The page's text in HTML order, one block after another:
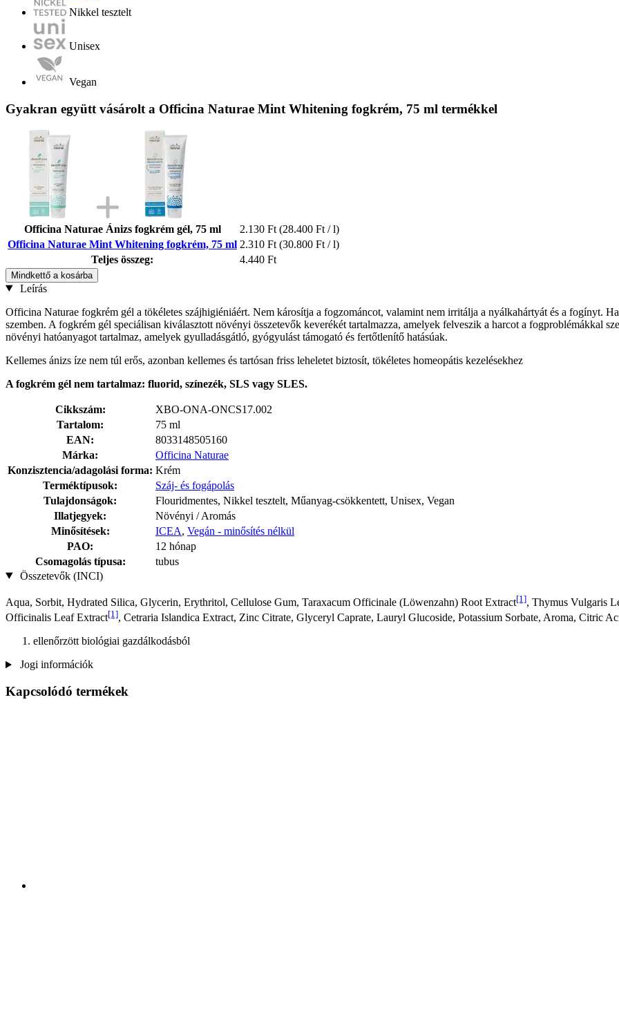
Nikkel tesztelt
Unisex
Vegan
Gyakran együtt vásárolt a Officina Naturae Mint Whitening fogkrém, 75 ml termékkel
Officina Naturae Ánizs fogkrém gél, 75 ml 2.130 Ft (28.400 Ft / l)
Officina Naturae Mint Whitening fogkrém, 75 ml 2.310 Ft (30.800 Ft / l)
Teljes összeg:
4.440 Ft
Mindkettő a kosárba
Leírás
Officina Naturae fogkrém gél a tökéletes szájhigiéniáért. Nem károsítja a fogzománcot, valamint nem irritálja a nyálkahártyát és a fogínyt.
szemben. A fogkrém gél speciálisan kiválasztott növényi összetevők keverékét tartalmazza, amelyek felveszik a harcot a fogproblémákkal
növényi hatóanyagot tartalmaz, amelyek gyulladásgátló, gyógyulást támogató és fertőtlenítő hatásúak.
Kellemes ánizs íze nem túl erős, azonban kellemes és tartósan friss leheletet biztosít, tökéletes homeopátis kezelésekhez
A fogkrém gél nem tartalmaz: fluorid, színezék, SLS vagy SLES.
Cikkszám:
XBO-ONA-ONCS17.002
Tartalom:
75 ml
EAN:
8033148505160
Márka:
Officina Naturae
Konzisztencia/adagolási forma: Krém
Terméktípusok:
Száj- és fogápolás
Tulajdonságok:
Flouridmentes, Nikkel tesztelt, Műanyag-csökkentett, Unisex, Vegan
Illatjegyek:
Növényi / Aromás
Minősítések:
ICEA, Vegán - minősítés nélkül
PAO:
12 hónap
Csomagolás típusa:
tubus
Összetevők (INCI)
Aqua, Sorbit, Hydrated Silica, Glycerin, Erythritol, Cellulose Gum, Taraxacum Officinale (Löwenzahn) Root Extract[1], Thymus Vulgaris
Officinalis Leaf Extract[1], Cetraria Islandica Extract, Zinc Citrate, Glyceryl Caprate, Lauryl Glucoside, Potassium Sorbate, Aroma, Citric
ellenőrzött biológiai gazdálkodásból
Jogi információk
Kapcsolódó termékek